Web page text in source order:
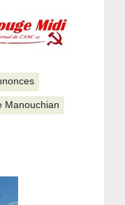
Manouchian